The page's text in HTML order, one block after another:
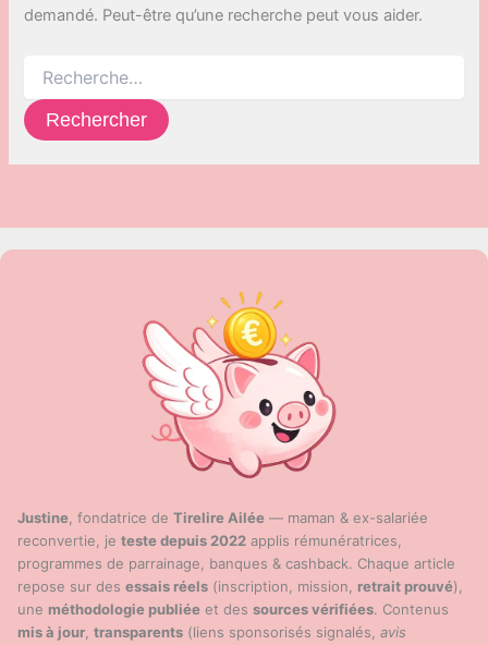
demandé. Peut-être qu’une recherche peut vous aider.
Justine, fondatrice de Tirelire Ailée — maman & ex-salariée
reconvertie, je teste depuis 2022 applis rémunératrices,
programmes de parrainage, banques & cashback. Chaque article
repose sur des essais réels (inscription, mission, retrait prouvé),
une méthodologie publiée et des sources vérifiées. Contenus
mis à jour, transparents (liens sponsorisés signalés, avis